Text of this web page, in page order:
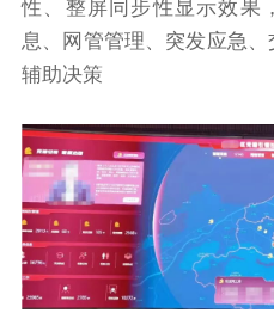
性、整屏同步性显示效果
息、网管管理、突发应急
辅助决策